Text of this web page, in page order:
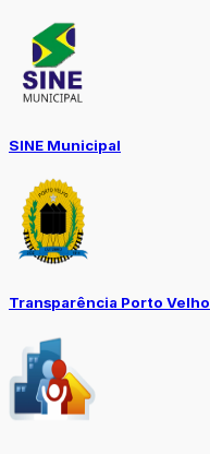
SINE Municipal
Transparência Porto Velho